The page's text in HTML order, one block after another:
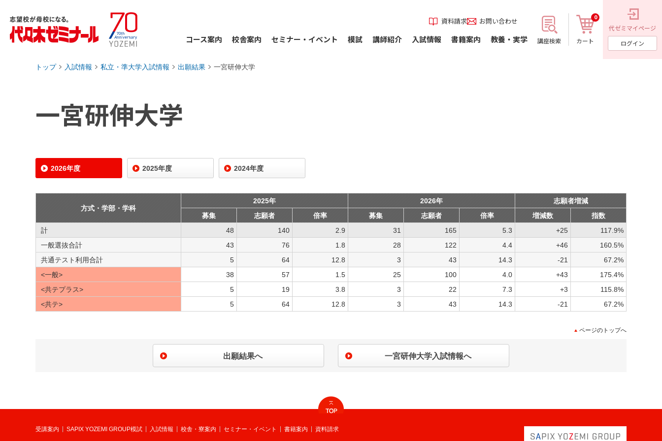
資料請求 お問い合わせ
コース案内 校舎案内 セミナー・イベント 模試 講師紹介 入試情報 書籍案内 教養・実学 講座検索 カート
0
代ゼミマイページ
ログイン
トップ 入試情報 私立・準大学入試情報 出願結果 一宮研伸大学
一宮研伸大学
2026年度 2025年度 2024年度
方式・学部・学科
2025年 2026年
志願者増減
募集
志願者 倍率 募集 志願者 倍率 増減数
指数
計
48 140 2.9 31 165 5.3 +25
117.9%
一般選抜合計
43 76 1.8 28 122 4.4 +46
160.5%
共通テスト利用合計
5 64 12.8 3 43 14.3 -21
67.2%
<一般>
38 57 1.5 25 100 4.0 +43
175.4%
<共テプラス>
5 19 3.8 3 22 7.3 +3
115.8%
<共テ>
5 64 12.8 3 43 14.3 -21 67.2%
ページのトップへ
出願結果へ 一宮研伸大学入試情報へ
受講案内 SAPIX YOZEMI GROUP模試 入試情報 校舎・寮案内 セミナー・イベント 書籍案内 資料請求